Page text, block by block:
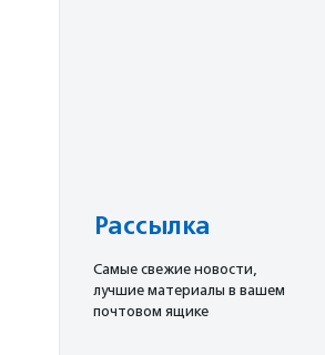
Рассылка
Cамые свежие новости,
лучшие материалы в вашем
почтовом ящике